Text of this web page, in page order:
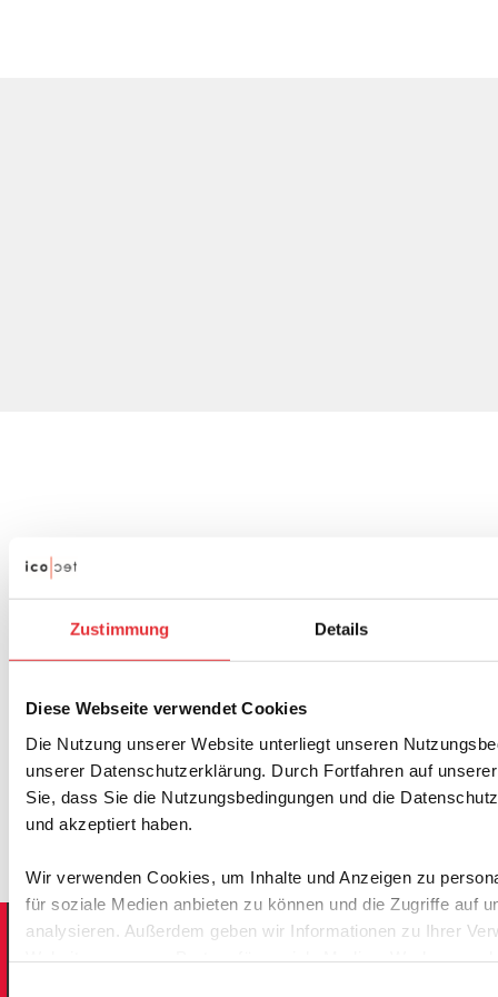
Zustimmung Details
Diese Webseite verwendet Cookies
Die Nutzung unserer Website unterliegt unseren
unserer Datenschutzerklärung. Durch Fortfahren auf
Sie, dass Sie die Nutzungsbedingungen und die
und akzeptiert haben.
Wir verwenden Cookies, um Inhalte und Anzeigen zu
für soziale Medien anbieten zu können und die Zugriffe auf
analysieren. Außerdem geben wir Informationen zu Ihrer